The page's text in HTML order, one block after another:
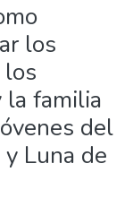
los
la familia
del
Luna de